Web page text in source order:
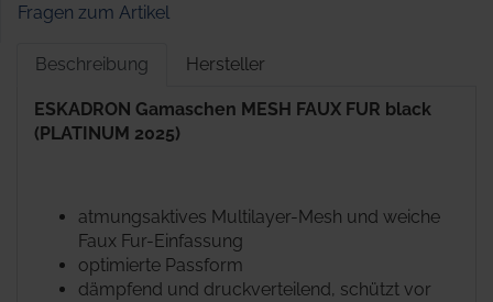
Fragen zum Artikel
Beschreibung Hersteller
ESKADRON Gamaschen MESH FAUX FUR black
(PLATINUM 2025)
atmungsaktives Multilayer-Mesh und weiche
Faux Fur-Einfassung
optimierte Passform
dämpfend und druckverteilend, schützt vor